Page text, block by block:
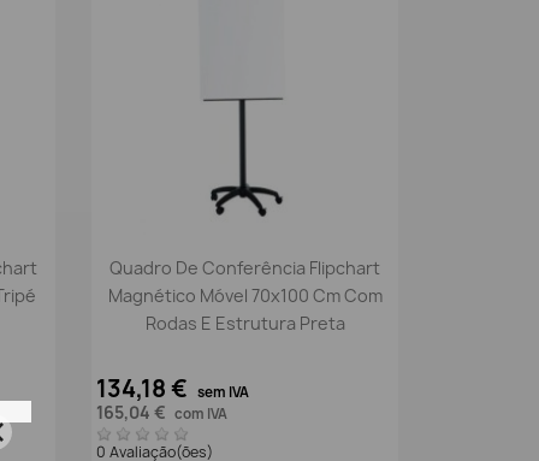
Vista rápida
Quadro De Conferência Flipchart
Magnético Móvel 70x100 Cm Com
Rodas E Estrutura Preta
134,18 € sem IVA
165,04 € com IVA
0 Avaliação(ões)